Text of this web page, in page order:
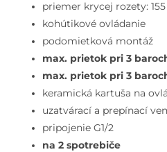
spotrebiče,
leštený
vzhľad
zlata
priemer krycej rozety:
kohútikové ovládanie
podomietková montáž
max. prietok pri 3
max. prietok pri 3
keramická kartuša na
uzatvárací a prepínací
pripojenie G1/2
na 2 spotrebiče